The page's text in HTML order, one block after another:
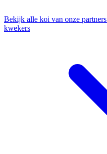
Bekijk alle koi van onze partners
kwekers